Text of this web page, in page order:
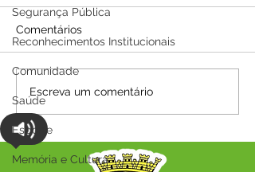
Segurança Pública
Reconhecimentos Institucionais
Comunidade
Saúde
Esporte
Memória e Cultura
Parabéns, Acre! 64 anos
de conquistas e
esperança
Comentários
Escreva um comentário